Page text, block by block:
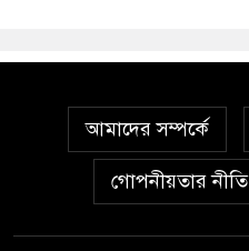
আমাদের সম্পর্কে
গোপনীয়তার নীতি